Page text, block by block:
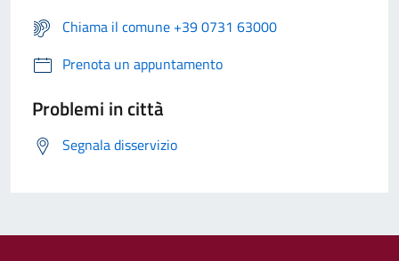
Chiama il comune +39 0731 63000
Prenota un appuntamento
Problemi in città
Segnala disservizio